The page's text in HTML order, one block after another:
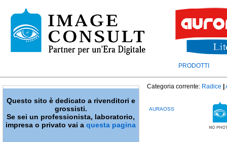
PRODOTTI
Questo sito è dedicato a rivenditori e
grossisti.
Se sei un professionista, laboratorio,
impresa o privato vai aquesta pagina
Categoria corrente: Radice
AURAOSS